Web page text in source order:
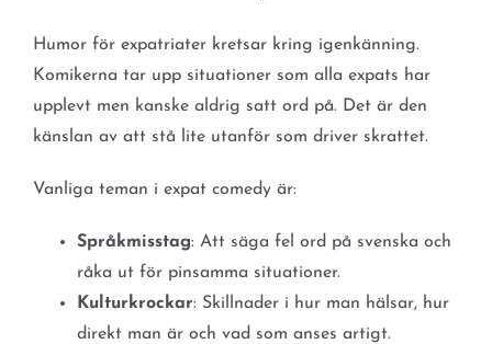
Humor för expatriater kretsar kring igenkänning.
Komikerna tar upp situationer som alla expats har
upplevt men kanske aldrig satt ord på. Det är den
känslan av att stå lite utanför som driver skrattet.
Vanliga teman i expat comedy är:
Språkmisstag: Att säga fel ord på svenska och
råka ut för pinsamma situationer.
Kulturkrockar: Skillnader i hur man hälsar, hur
direkt man är och vad som anses artigt.